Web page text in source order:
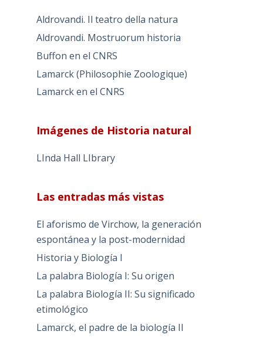
Aldrovandi. Il teatro della natura
Aldrovandi. Mostruorum historia
Buffon en el CNRS
Lamarck (Philosophie Zoologique)
Lamarck en el CNRS
Imágenes de Historia natural
LInda Hall LIbrary
Las entradas más vistas
El aforismo de Virchow, la generación
espontánea y la post-modernidad
Historia y Biología I
La palabra Biología I: Su origen
La palabra Biología II: Su significado
etimológico
Lamarck, el padre de la biología II